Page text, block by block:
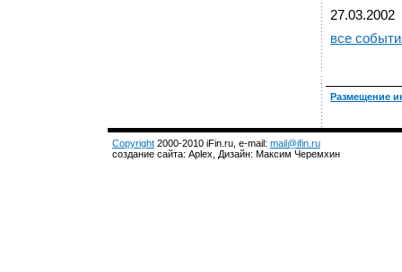
27.03.2002
все
Размещение
Copyright 2000-2010 iFin.ru, e-mail: mail@ifin.ru
создание сайта: Aplex, Дизайн: Максим Черемхин